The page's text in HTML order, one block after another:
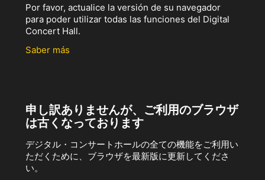
Por favor, actualice la versión de su navegador
para poder utilizar todas las funciones del Digital
Concert Hall.
Saber más
申し訳ありませんが、ご利用のブラウザ
は古くなっております
デジタル・コンサートホールの全ての機能をご利用い
ただくために、ブラウザを最新版に更新してくださ
い。